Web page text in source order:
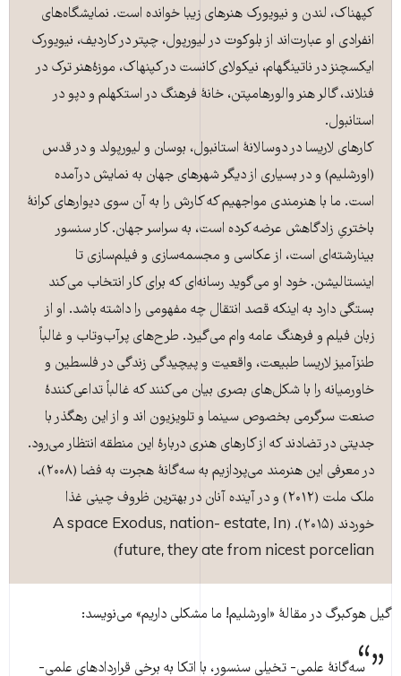
کپهناک، لندن و نیویورک هنرهای زیبا خوانده است. نمایشگاه‌های
انفرادی او عبارت‌اند از بلوکوت در لیورپول،‌ چپتر در کاردیف، نیویورک
ایکسچنز در ناتینگهام، نیکولای کانست در کپنهاک، موزۀ‌هنر ترک در
فنلاند، گالر هنر والورهامپتن، خانۀ‌ فرهنگ در استکهلم و دپو در
استانبول.
کارهای لاریسا در دوسالانۀ استانبول، بوسان و لیورپولد و در قدس
(اورشلیم) و در بسیاری از دیگر شهرهای جهان به نمایش درآمده
است. ما با هنرمندی مواجهیم که کارش را به آن سوی دیوارهای کرانۀ
باختریِ زادگاهش عرضه کرده است، به سراسر جهان. کار سنسور
بینارشته‌ای است، از عکاسی و مجسمه‌سازی و فیلم‌سازی تا
اینستالیشن. خود او می‌گوید رسانه‌ای که برای کار انتخاب می‌کند
بستگی دارد به اینکه قصد انتقال چه مفهومی را داشته باشد. او از
زبان فیلم و فرهنگ عامه وام می‌گیرد. طرح‌های پرآب‌وتاب و غالباً
طنزآمیز لاریسا طبیعت، واقعیت و پیچیدگی زندگی در فلسطین و
خاورمیانه را با شکل‌های بصری بیان می‌کنند که غالباً تداعی‌کنندۀ
صنعت سرگرمی بخصوص سینما و تلویزیون اند و از این رهگذر با
جدیتی در تضادند که از کارهای هنری دربارۀ این منطقه انتظار می‌رود.
در معرفی این هنرمند می‌پردازیم به سه‌گانۀ هجرت به فضا (۲۰۰۸)،
ملک ملت (۲۰۱۲) و در آینده آنان در بهترین ظروف چینی غذا
خوردند (۲۰۱۵). (A space Exodus, nation- estate, In
future, they ate from nicest porcelian)
گیل هوکبرگ در مقالۀ «اورشلیم! ما مشکلی داریم» می‌نویسد:
سه‌گانۀ علمی- تخیلی سنسور، با اتکا به برخی قراردادهای علمی-